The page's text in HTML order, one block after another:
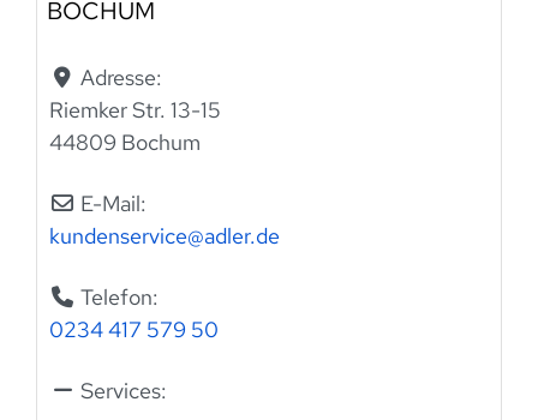
BOCHUM
Adresse:
Riemker Str. 13-15
44809 Bochum
E-Mail:
kundenservice@adler.de
Telefon:
0234 417 579 50
Services: